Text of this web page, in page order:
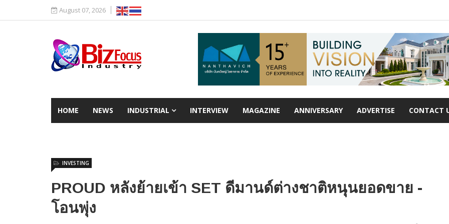
August 07, 2026
HOME NEWS INDUSTRIAL INTERVIEW MAGAZINE ANNIVERSARY ADVERTISE CONTACT
PROUD หลังย้ายเข้า SET ดีมานด์ต่างชาติหนุนยอดขาย -
โอนพุ่ง
INVESTING